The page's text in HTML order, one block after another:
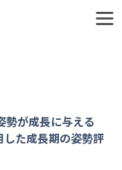
勢が成長に与える
た成長期の姿勢評